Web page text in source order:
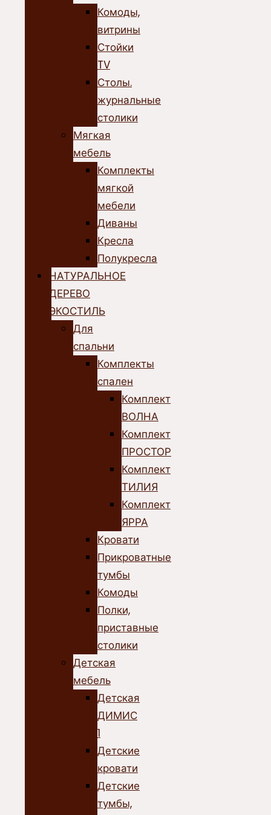
Комоды,
витрины
Стойки
TV
Столы.
журнальные
столики
Мягкая
мебель
Комплекты
мягкой
мебели
Диваны
Кресла
Полукресла
НАТУРАЛЬНОЕ
ДЕРЕВО
ЭКОСТИЛЬ
Для
спальни
Комплекты
спален
Комплект
ВОЛНА
Комплект
ПРОСТОР
Комплект
ТИЛИЯ
Комплект
ЯРРА
Кровати
Прикроватные
тумбы
Комоды
Полки,
приставные
столики
Детская
мебель
Детская
ДИМИС
1
Детские
кровати
Детские
тумбы,